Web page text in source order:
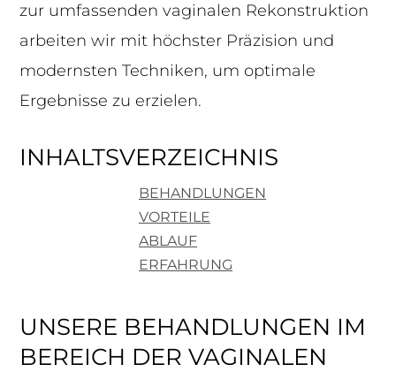
zur umfassenden vaginalen Rekonstruktion
arbeiten wir mit höchster Präzision und
modernsten Techniken, um optimale
Ergebnisse zu erzielen.
INHALTSVERZEICHNIS
BEHANDLUNGEN
VORTEILE
ABLAUF
ERFAHRUNG
UNSERE BEHANDLUNGEN IM
BEREICH DER VAGINALEN